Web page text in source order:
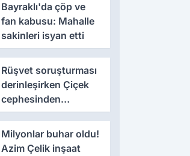
Bayraklı'da çöp ve
fan kabusu: Mahalle
sakinleri isyan etti
Rüşvet soruşturması
derinleşirken Çiçek
cephesinden
'montaj' savunması
Milyonlar buhar oldu!
Azim Çelik inşaat